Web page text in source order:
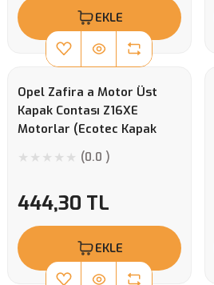
EKLE
Opel Zafira a Motor Üst
Kapak Contası Z16XE
Motorlar (Ecotec Kapak
(0.0 )
444,30 TL
EKLE